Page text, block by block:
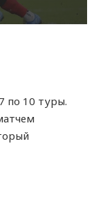
по 10 туры.